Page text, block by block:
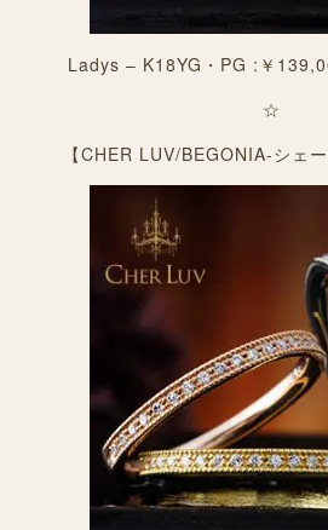
Ladys – K18YG・PG :￥
☆
【CHER LUV/BEGONIA-シェ